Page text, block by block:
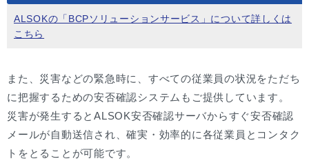
ALSOKの「BCPソリューションサービス」について詳しくは
こちら
また、災害などの緊急時に、すべての従業員の状況をただち
に把握するための安否確認システムもご提供しています。
災害が発生するとALSOK安否確認サーバからすぐ安否確認
メールが自動送信され、確実・効率的に各従業員とコンタク
トをとることが可能です。